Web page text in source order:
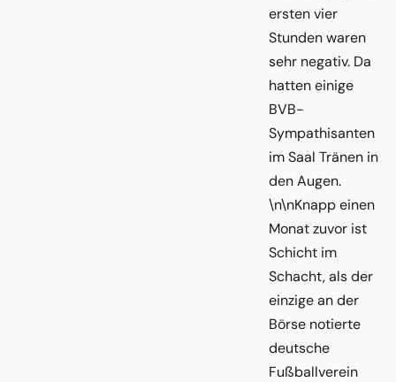
ersten vier
Stunden waren
sehr negativ. Da
hatten einige
BVB-
Sympathisanten
im Saal Tränen in
den Augen.
\n\nKnapp einen
Monat zuvor ist
Schicht im
Schacht, als der
einzige an der
Börse notierte
deutsche
Fußballverein